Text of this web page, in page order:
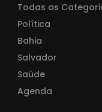
Todas as
Política
Bahia
Salvador
Saúde
Agenda